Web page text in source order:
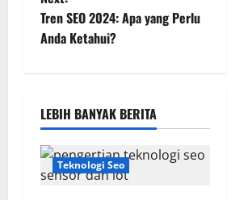
s
t
a
v
i
Tren SEO 2024: Apa yang Perlu
Anda Ketahui?
LEBIH BANYAK BERITA
Teknologi Seo